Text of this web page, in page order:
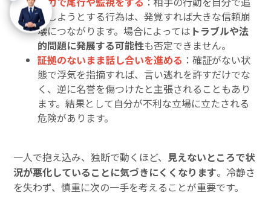
跡しようとする行為は、発覚すれば大きな信頼崩
壊につながります。場合によっては トラブルや法
的問題に発展する可能性も否定できません。
証拠のないまま話し合いを進める ：確証がない状
態で浮気を指摘すれば、言い逃れを許すだけでな
く、逆に名誉を傷つけたと主張されることもあり
ます。結果として自分が不利な立場に立たされる
危険があります。
一人で抱え込み、独断で動くほど、 見えないところで状
況が悪化していることに気づきにくくなります。冷静さ
を失わず、慎重に次の一手を考えることが重要です。